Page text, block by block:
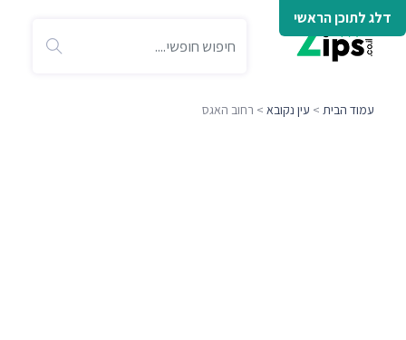
דלג לתוכן הראשי
עמוד הבית > עין נקובא > רחוב האגס